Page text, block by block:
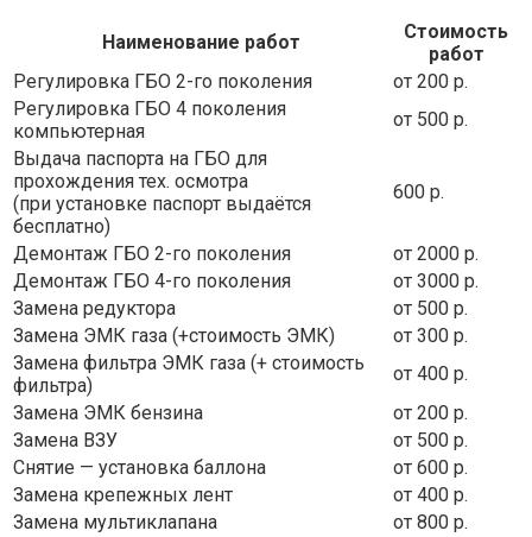
Наименование работ
Стоимость
работ
Регулировка ГБО 2-го поколения
от 200 р.
Регулировка ГБО 4 поколения
компьютерная
от 500 р.
Выдача паспорта на ГБО для
прохождения тех. осмотра
(при установке паспорт выдаётся
бесплатно)
600 р.
Демонтаж ГБО 2-го поколения
от 2000 р.
Демонтаж ГБО 4-го поколения
от 3000 р.
Замена редуктора
от 500 р.
Замена ЭМК газа (+стоимость ЭМК)
от 300 р.
Замена фильтра ЭМК газа (+ стоимость
фильтра)
от 400 р.
Замена ЭМК бензина
от 200 р.
Замена ВЗУ
от 500 р.
Снятие — установка баллона
от 600 р.
Замена крепежных лент
от 400 р.
Замена мультиклапана
от 800 р.